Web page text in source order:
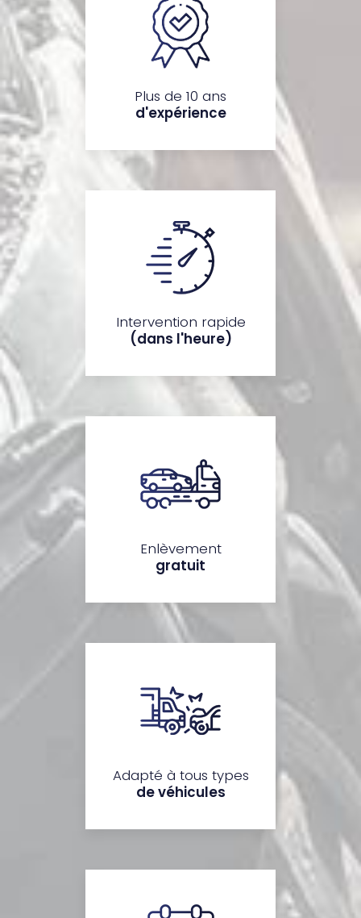
Plus de 10 ans
d'expérience
Intervention rapide
(dans l'heure)
Enlèvement
gratuit
Adapté à tous types
de véhicules